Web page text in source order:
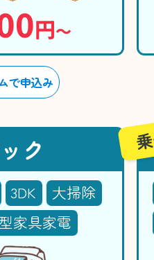
円〜
で申込み
ク
3DK
大掃除
家具家電